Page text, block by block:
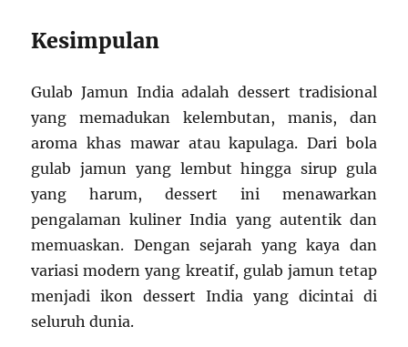
Kesimpulan
Gulab Jamun India adalah dessert tradisional
yang memadukan kelembutan, manis, dan
aroma khas mawar atau kapulaga. Dari bola
gulab jamun yang lembut hingga sirup gula
yang harum, dessert ini menawarkan
pengalaman kuliner India yang autentik dan
memuaskan. Dengan sejarah yang kaya dan
variasi modern yang kreatif, gulab jamun tetap
menjadi ikon dessert India yang dicintai di
seluruh dunia.